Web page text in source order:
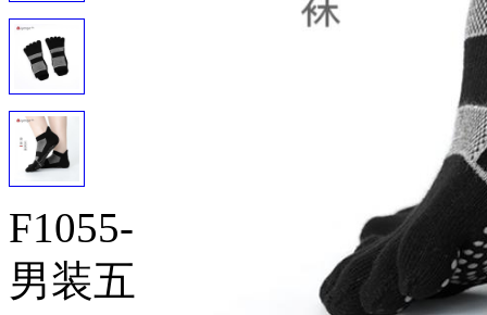
F1055-
男装五